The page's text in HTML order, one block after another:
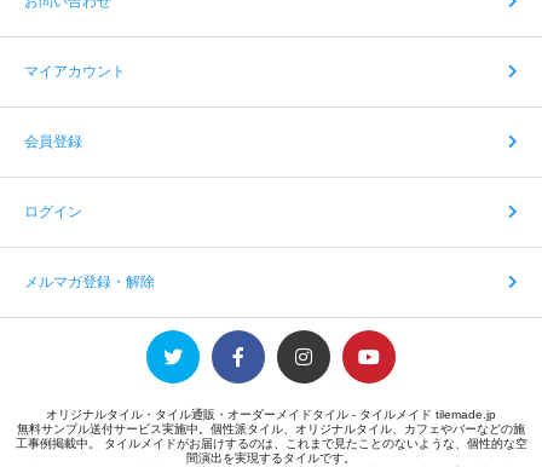
マイアカウント
会員登録
ログイン
メルマガ登録・解除
オリジナルタイル・タイル通販・オーダーメイドタイル - タイルメイド tilemade.jp
無料サンプル送付サービス実施中。個性派タイル、オリジナルタイル、カフェやバーなどの施
工事例掲載中。 タイルメイドがお届けするのは、これまで見たことのないような、個性的な空
間演出を実現するタイルです。